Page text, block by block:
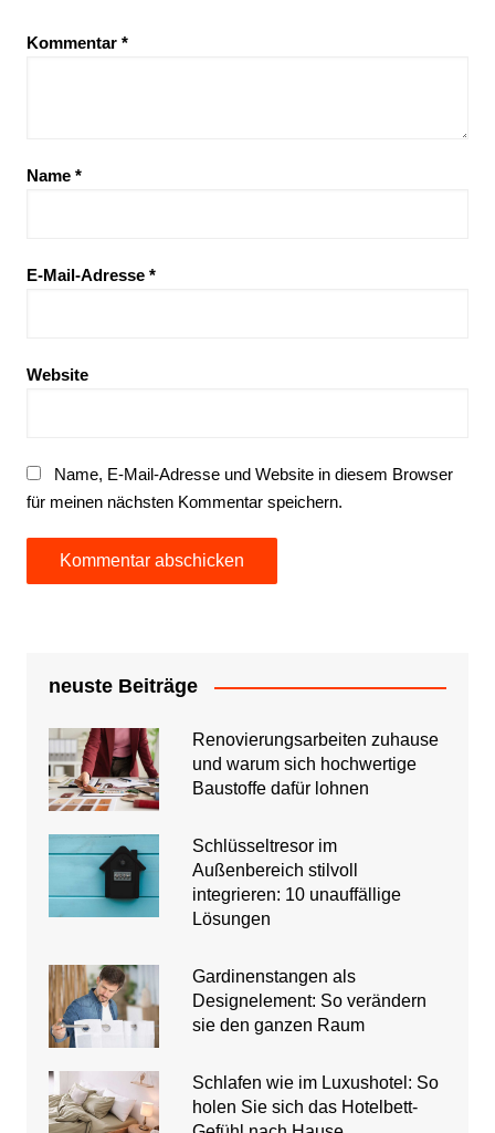
Kommentar *
Name *
E-Mail-Adresse *
Website
Name, E-Mail-Adresse und Website in diesem Browser
für meinen nächsten Kommentar speichern.
neuste Beiträge
Renovierungsarbeiten zuhause
und warum sich hochwertige
Baustoffe dafür lohnen
Schlüsseltresor im
Außenbereich stilvoll
integrieren: 10 unauffällige
Lösungen
Gardinenstangen als
Designelement: So verändern
sie den ganzen Raum
Schlafen wie im Luxushotel: So
holen Sie sich das Hotelbett-